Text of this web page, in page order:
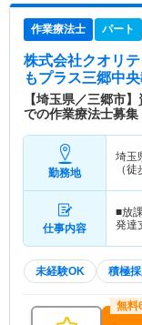
作業療法士 パート
株式会社クオリ
もプラス三郷中
【埼玉県／三郷市
での作業療法士募集
勤務地
埼玉
（徒
仕事内容
■放
発達
未経験OK 積極